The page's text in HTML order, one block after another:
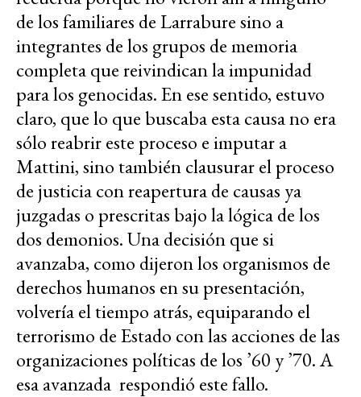
de los familiares de Larrabure sino a
integrantes de los grupos de memoria
completa que reivindican la impunidad
para los genocidas. En ese sentido, estuvo
claro, que lo que buscaba esta causa no era
sólo reabrir este proceso e imputar a
Mattini, sino también clausurar el proceso
de justicia con reapertura de causas ya
juzgadas o prescritas bajo la lógica de los
dos demonios. Una decisión que si
avanzaba, como dijeron los organismos de
derechos humanos en su presentación,
volvería el tiempo atrás, equiparando el
terrorismo de Estado con las acciones de las
organizaciones políticas de los ’60 y ’70. A
esa avanzada respondió este fallo.